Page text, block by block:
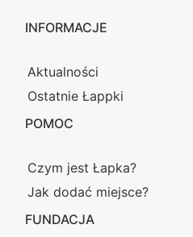
INFORMACJE
Aktualności
Ostatnie Łappki
POMOC
Czym jest Łapka?
Jak dodać miejsce?
FUNDACJA